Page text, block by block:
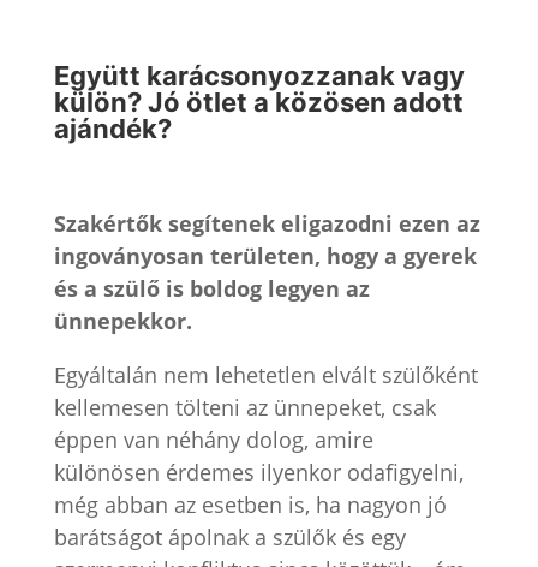
Együtt karácsonyozzanak vagy
külön? Jó ötlet a közösen adott
ajándék?
Szakértők segítenek eligazodni ezen az
ingoványosan területen, hogy a gyerek
és a szülő is boldog legyen az
ünnepekkor.
Egyáltalán nem lehetetlen elvált szülőként
kellemesen tölteni az ünnepeket, csak
éppen van néhány dolog, amire
különösen érdemes ilyenkor odafigyelni,
még abban az esetben is, ha nagyon jó
barátságot ápolnak a szülők és egy